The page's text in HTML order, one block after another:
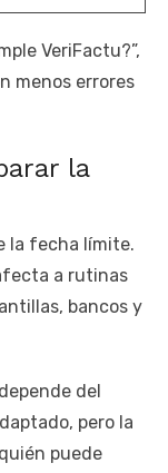
VeriFactu?”,
menos errores
la
la fecha límite.
a rutinas
bancos y
del
pero la
puede